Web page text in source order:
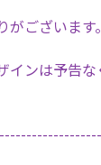
がございます
インは予告な